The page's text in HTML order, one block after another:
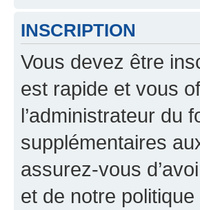
INSCRIPTION
Vous devez être
est rapide et vous
l’administrateur du
supplémentaires
assurez-vous
et de notre